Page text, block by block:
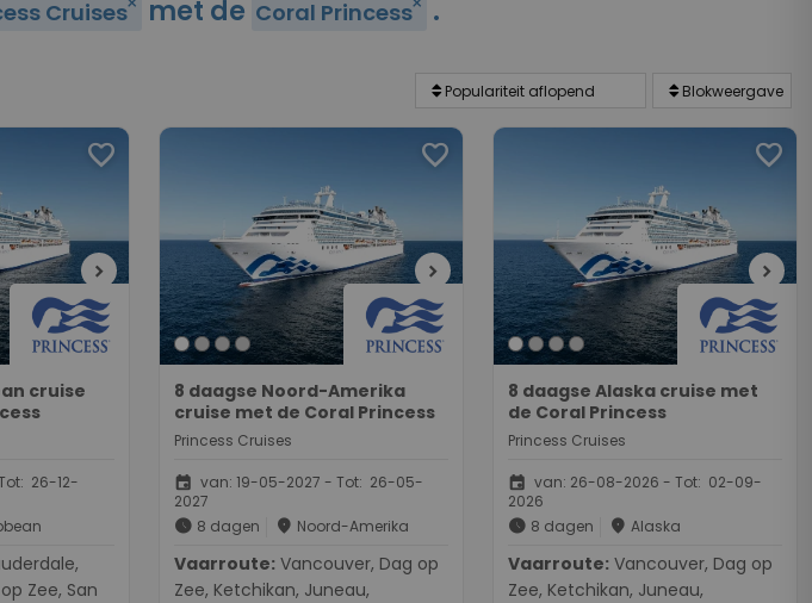
Cruises met de Coral Princess .
favorite
chevron_right
cruise
26-12-
Zee, San
favorite
chevron_right
8 daagse Noord-Amerika
cruise met de Coral Princess
Princess Cruises
event van: 19-05-2027 - Tot: 26-05-
2027
schedule 8 dagen place Noord-Amerika
Vaarroute:
Zee, Ketchikan, Juneau,
favorite
chevron_right
8 daagse Alaska cruise met
de Coral Princess
Princess Cruises
event van: 26-08-2026 - Tot: 02-09-
2026
schedule 8 dagen place Alaska
Vaarroute:
Zee, Ketchikan, Juneau,